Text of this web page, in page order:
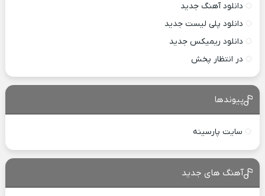
دانلود آهنگ جدید
دانلود پلی لیست جدید
دانلود ریمیکس جدید
در انتظار پخش
پیوندها
سایت پارسینه
آهنگ های جدید